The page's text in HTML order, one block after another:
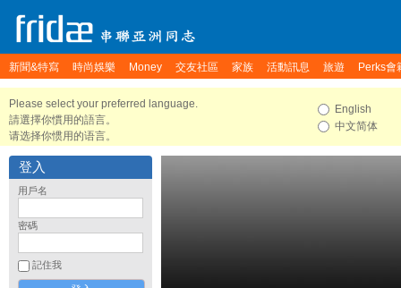
新聞&特寫 時尚娛樂 Money 交友社區 家族 活動訊息 旅遊 Perks會
Please select your preferred language.
請選擇你慣用的語言。
请选择你惯用的语言。
English
中文简体
登入
用戶名
密碼
記住我